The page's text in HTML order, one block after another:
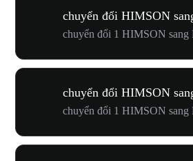
chuyển đổi HIMSON
chuyển đổi 1 HIMSON sang
chuyển đổi HIMSON
chuyển đổi 1 HIMSON sang